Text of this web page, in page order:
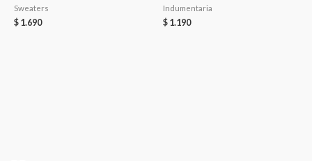
Sweaters
$ 1.690
Indumentaria
$ 1.190